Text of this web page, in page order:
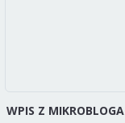
WPIS Z MIKROBLOGA